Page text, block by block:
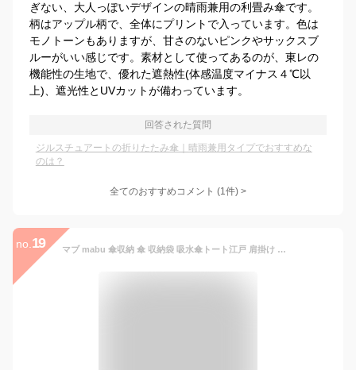
ぎない、大人っぽいデザインの晴雨兼用の利畳み傘です。
柄はアップル柄で、全体にプリントで入っています。色は
モノトーンもありますが、甘さのないピンクやサックスブ
ルーがいい感じです。素材として使ってあるのが、東レの
機能性の生地で、優れた遮熱性(体感温度マイナス４℃以
上)、遮光性とUVカットが備わっています。
回答された質問
ジルスチュアートの折りたたみ傘｜晴雨兼用タイプでおすすめな
のは？
全てのおすすめコメント (1件) >
no. 19 マブ mabu 傘収納 傘 収納袋 吸水傘トート江戸 肩掛け ケース 長傘 折りたたみ傘 折りたたみ 傘カバー 傘ポーチ 傘入れ 傘バッグ 吸水 マイクロファイバー 電車 車 ユニセックス SMV-4186 母の日